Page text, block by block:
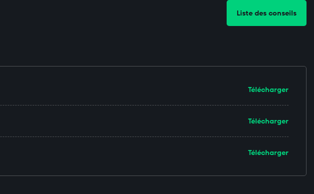
Liste des conseils
Télécharger
Télécharger
Télécharger